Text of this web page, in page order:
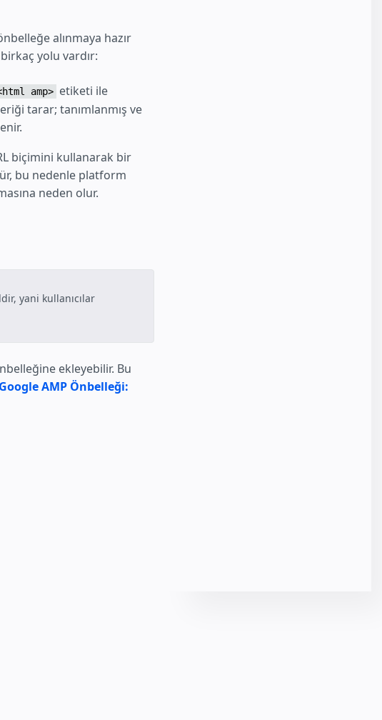
alınmaya hazır
yolu vardır:
amp> etiketi ile
tarar; tanımlanmış ve
biçimini kullanarak bir
bu nedenle platform
neden olur.
yani kullanıcılar
ekleyebilir. Bu
Google AMP Önbelleği: